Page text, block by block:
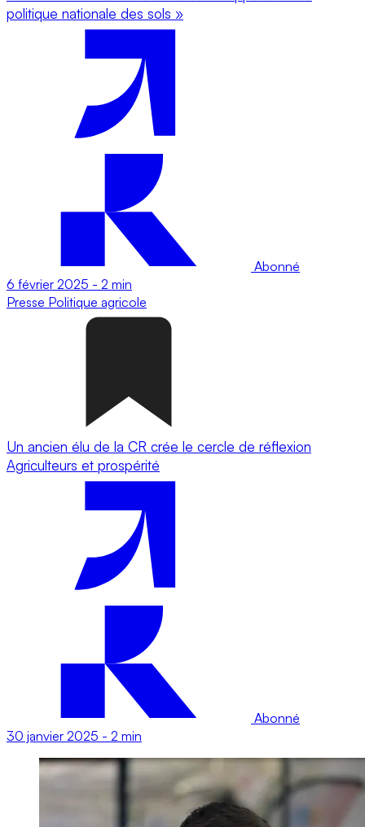
politique nationale des sols »
Abonné
6 février 2025 - 2 min
Presse Politique agricole
Un ancien élu de la CR crée le cercle de réflexion
Agriculteurs et prospérité
Abonné
30 janvier 2025 - 2 min